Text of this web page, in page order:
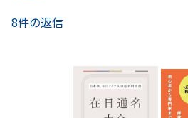
8件の返信